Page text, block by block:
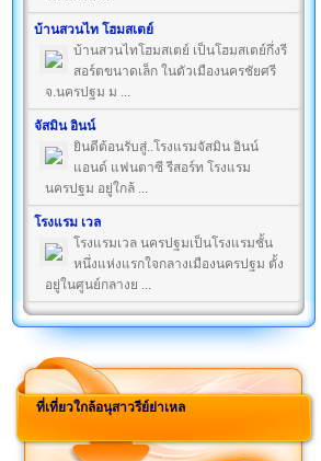
บ้านสวนไท โฮมสเตย์
บ้านสวนไทโฮมสเตย์ เป็นโฮมสเตย์กึ่งรี
สอร์ตขนาดเล็ก ในตัวเมืองนครชัยศรี
จ.นครปฐม ม ...
จัสมิน อินน์
ยินดีต้อนรับสู่..โรงแรมจัสมิน อินน์
แอนด์ แฟนตาซี รีสอร์ท โรงแรม
นครปฐม อยู่ใกล้ ...
โรงแรม เวล
โรงแรมเวล นครปฐมเป็นโรงแรมชั้น
หนึ่งแห่งแรกใจกลางเมืองนครปฐม ตั้ง
อยู่ในศูนย์กลางย ...
ที่เที่ยวใกล้อนุสาวรีย์ย่าเหล